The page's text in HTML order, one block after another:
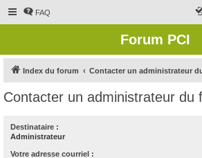
FAQ
Forum PCI
Index du forum Contacter un administrateur
Contacter un administrateur du
Destinataire :
Administrateur
Votre adresse courriel :